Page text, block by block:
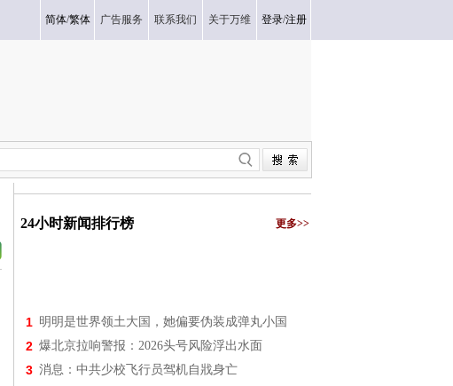
简体/繁体 广告服务 联系我们 关于万维 登录/注册
24小时新闻排行榜 更多>>
1 明明是世界领土大国，她偏要伪装成弹丸小国
2 爆北京拉响警报：2026头号风险浮出水面
3 消息：中共少校飞行员驾机自戕身亡